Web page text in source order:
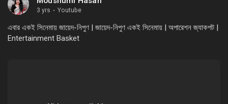
3 yrs · Youtube
এবার একই সিনেমায় জায়েদ-নিপুণ | জায়েদ-নিপুণ একই সিনেমায় | অপারেশন জ্যাকপট |
Entertainment Basket